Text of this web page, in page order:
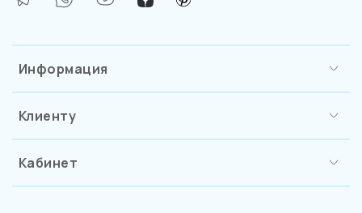
Информация
Клиенту
Кабинет